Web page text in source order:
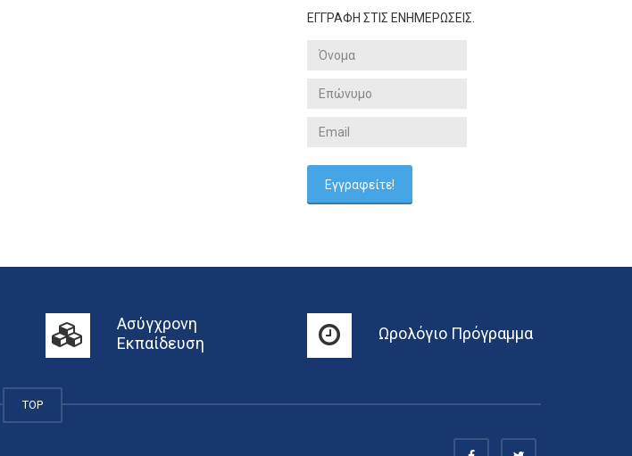
ΕΓΓΡΑΦΗ ΣΤΙΣ ΕΝΗΜΕΡΩΣΕΙΣ.
Ασύγχρονη
Εκπαίδευση
Ωρολόγιο Πρόγραμμα
TOP